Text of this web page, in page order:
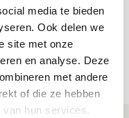
media te bieden
Ook delen we
site met onze
en analyse. Deze
met andere
of die ze hebben
hun services.